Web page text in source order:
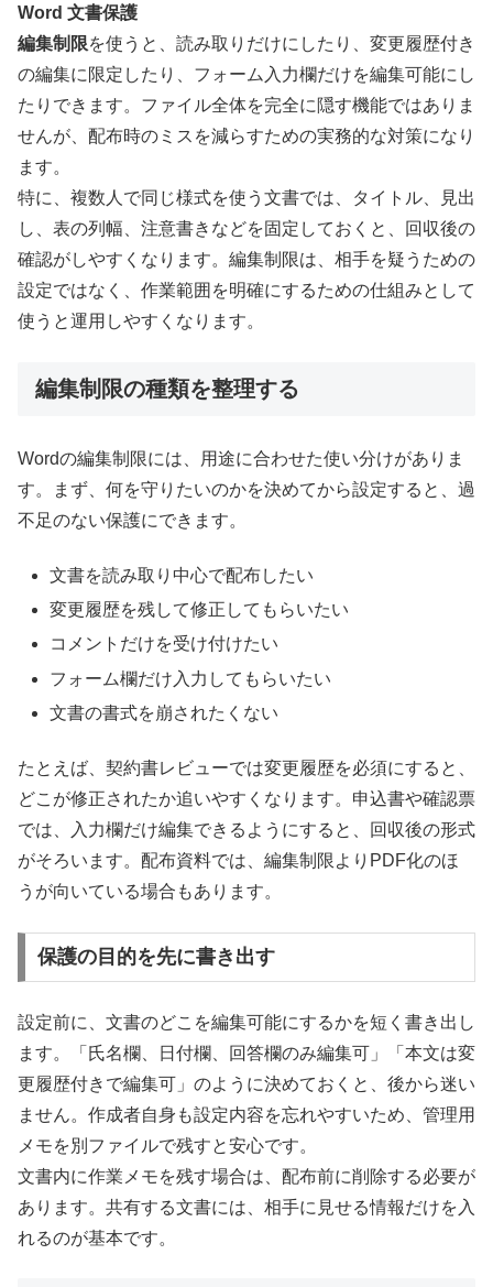
Word 文書保護
編集制限を使うと、読み取りだけにしたり、変更履歴付き
の編集に限定したり、フォーム入力欄だけを編集可能にし
たりできます。ファイル全体を完全に隠す機能ではありま
せんが、配布時のミスを減らすための実務的な対策になり
ます。
特に、複数人で同じ様式を使う文書では、タイトル、見出
し、表の列幅、注意書きなどを固定しておくと、回収後の
確認がしやすくなります。編集制限は、相手を疑うための
設定ではなく、作業範囲を明確にするための仕組みとして
使うと運用しやすくなります。
編集制限の種類を整理する
Wordの編集制限には、用途に合わせた使い分けがありま
す。まず、何を守りたいのかを決めてから設定すると、過
不足のない保護にできます。
文書を読み取り中心で配布したい
変更履歴を残して修正してもらいたい
コメントだけを受け付けたい
フォーム欄だけ入力してもらいたい
文書の書式を崩されたくない
たとえば、契約書レビューでは変更履歴を必須にすると、
どこが修正されたか追いやすくなります。申込書や確認票
では、入力欄だけ編集できるようにすると、回収後の形式
がそろいます。配布資料では、編集制限よりPDF化のほ
うが向いている場合もあります。
保護の目的を先に書き出す
設定前に、文書のどこを編集可能にするかを短く書き出し
ます。「氏名欄、日付欄、回答欄のみ編集可」「本文は変
更履歴付きで編集可」のように決めておくと、後から迷い
ません。作成者自身も設定内容を忘れやすいため、管理用
メモを別ファイルで残すと安心です。
文書内に作業メモを残す場合は、配布前に削除する必要が
あります。共有する文書には、相手に見せる情報だけを入
れるのが基本です。